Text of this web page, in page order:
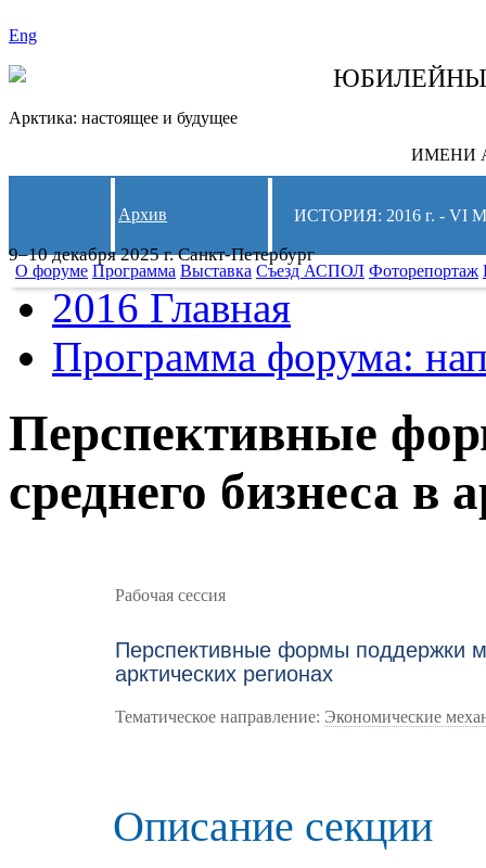
Eng
Арктика: настоящее и будущее
ИМЕНИ
9–10 декабря 2025 г. Санкт-Петербург
Архив ИСТОРИЯ: 2016 г. -
О форуме Программа Выставка Съезд АСПОЛ Фоторепортаж
2016 Главная
Программа форума:
Перспективные
среднего бизнеса в
Рабочая сессия
Перспективные формы поддержки
арктических регионах
Тематическое направление: Экономические
Описание секции